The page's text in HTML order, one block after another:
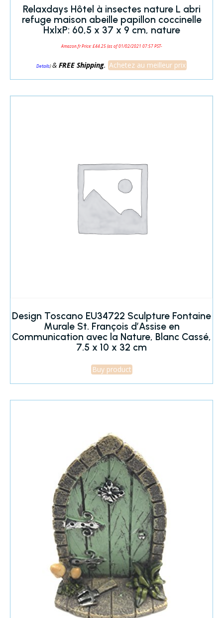
Relaxdays Hôtel à insectes nature L abri
refuge maison abeille papillon coccinelle
HxlxP: 60,5 x 37 x 9 cm, nature
Amazon.fr Price:£44.25(as of 01/02/2021 07:57 PST-
Details)& FREE Shipping. Achetez au meilleur prix
Design Toscano EU34722 Sculpture Fontaine
Murale St. François d’Assise en
Communication avec la Nature, Blanc Cassé,
7.5 x 10 x 32 cm
Buy product